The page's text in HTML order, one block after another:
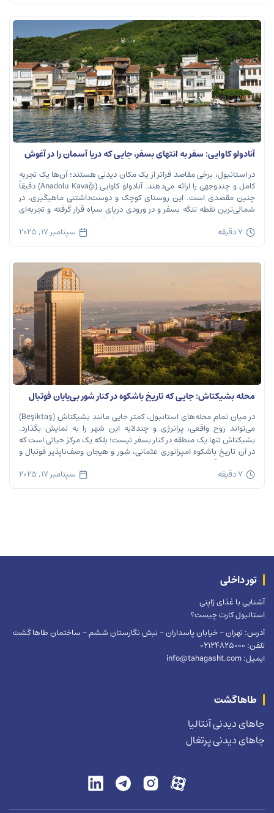
آنادولو کاوایی: سفر به انتهای بسفر، جایی که دریا آسمان را در آغوش
می‌گیرد
در استانبول، برخی مقاصد فراتر از یک مکان دیدنی هستند؛ آن‌ها یک تجربه
کامل و چندوجهی را ارائه می‌دهند. آنادولو کاوایی (Anadolu Kavağı) دقیقاً
چنین مقصدی است. این روستای کوچک و دوست‌داشتنی ماهیگیری، در
شمالی‌ترین نقطه تنگه بسفر و در ورودی دریای سیاه قرار گرفته و تجربه‌ای
بی‌نظیر از تاریخ، طبیعت و طعم‌های اصیل را […]
7 دقیقه سپتامبر 17, 2025
محله بشیکتاش: جایی که تاریخ باشکوه در کنار شور بی‌پایان فوتبال
نفس می‌کشد
در میان تمام محله‌های استانبول، کمتر جایی مانند بشیکتاش (Beşiktaş)
می‌تواند روح واقعی، پرانرژی و چندلایه این شهر را به نمایش بگذارد.
بشیکتاش تنها یک منطقه در کنار بسفر نیست؛ بلکه یک مرکز حیاتی است که
در آن تاریخ باشکوه امپراتوری عثمانی، شور و هیجان وصف‌ناپذیر فوتبال و
ریتم تند زندگی مدرن شهری در هم […]
7 دقیقه سپتامبر 17, 2025
طاهاگشت
جاهای دیدنی آنتالیا
جاهای دیدنی پرتغال
تور داخلی
آشنایی با غذای ژاپنی
استانبول کارت چیست؟
آدرس: تهران – خیابان پاسداران – نبش نگارستان ششم – ساختمان طاها گشت
تلفن: 02124825000
ایمیل: info@tahagasht.com